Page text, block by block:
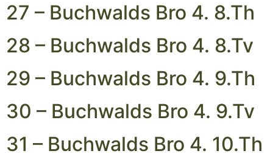
27 – Buchwalds Bro 4. 8.Th
28 – Buchwalds Bro 4. 8.Tv
29 – Buchwalds Bro 4. 9.Th
30 – Buchwalds Bro 4. 9.Tv
31 – Buchwalds Bro 4. 10.Th